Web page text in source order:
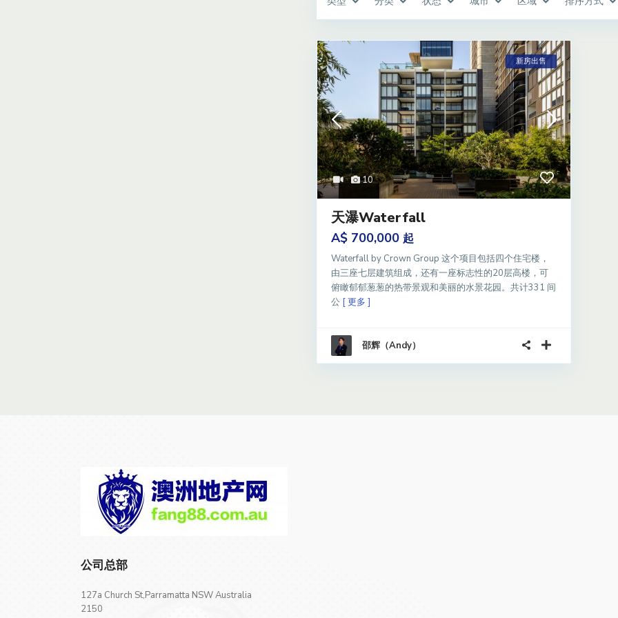
10
新房出售
天瀑Waterfall
A$ 700,000 起
Waterfall by Crown Group 这个项目包括四个住宅楼，
由三座七层建筑组成，还有一座标志性的20层高楼，可
俯瞰郁郁葱葱的热带景观和美丽的水景花园。共计331 间
公 [ 更多 ]
邵辉（Andy）
公司总部
127a Church St,Parramatta NSW Australia
2150